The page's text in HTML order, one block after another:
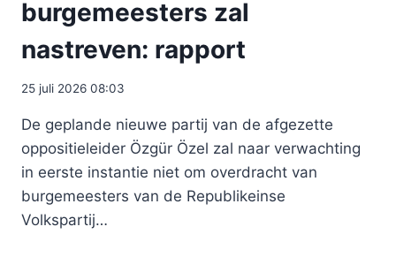
burgemeesters zal
nastreven: rapport
25 juli 2026 08:03
De geplande nieuwe partij van de afgezette
oppositieleider Özgür Özel zal naar verwachting
in eerste instantie niet om overdracht van
burgemeesters van de Republikeinse
Volkspartij…